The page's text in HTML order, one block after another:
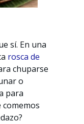
sí. En una
rosca de
chuparse
o
para